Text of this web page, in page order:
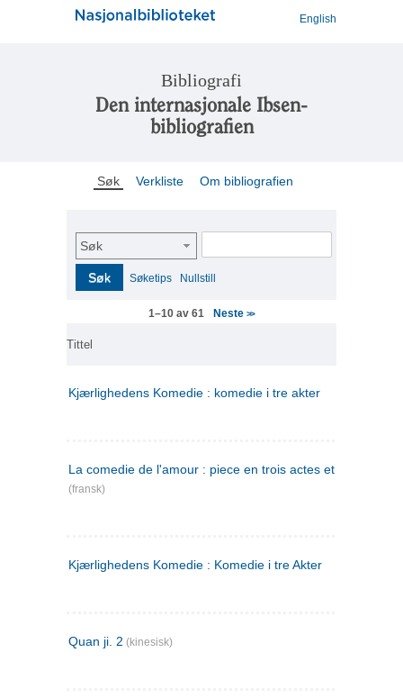
English
Bibliografi
Den internasjonale Ibsen-
bibliografien
Søk Verkliste Om bibliografien
Søk
Søk Søketips Nullstill
1–10 av 61 Neste>>
Tittel
Kjærlighedens Komedie : komedie i tre akter
La comedie de l'amour : piece en trois actes et en vers
(fransk)
Kjærlighedens Komedie : Komedie i tre Akter
Quan ji. 2 (kinesisk)